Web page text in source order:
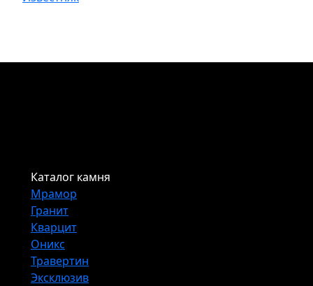
Каталог камня
Мрамор
Гранит
Кварцит
Оникс
Травертин
Эксклюзив